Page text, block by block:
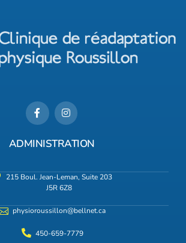
ADMINISTRATION
215 Boul. Jean-Leman, Suite 203
J5R 6Z8
physioroussillon@bellnet.ca
450-659-7779